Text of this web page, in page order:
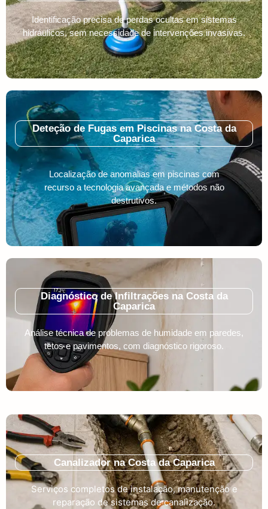
Identificação precisa de perdas ocultas em sistemas
hidráulicos, sem necessidade de intervenções invasivas.
Deteção de Fugas em Piscinas na Costa da
Caparica
Localização de anomalias em piscinas com
recurso a tecnologia avançada e métodos não
destrutivos.
Diagnóstico de Infiltrações na Costa da
Caparica
Análise técnica de problemas de humidade em paredes,
tetos e pavimentos, com diagnóstico rigoroso.
Canalizador na Costa da Caparica
Serviços completos de instalação, manutenção e
reparação de sistemas de canalização.